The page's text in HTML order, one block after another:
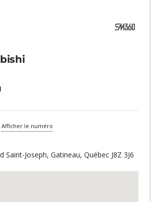
Afficher le numéro
Saint-Joseph, Gatineau, Québec J8Z 3J6